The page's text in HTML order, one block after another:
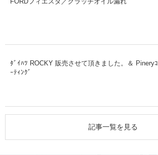
ﾀﾞｲﾊﾂ ROCKY 販売させて頂きました。＆ Pineryｺ
ｰﾃｨﾝｸﾞ
記事一覧を見る